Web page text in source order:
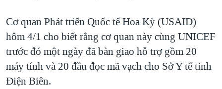
NGƯ DÂN VIỆT VÀ LÀN SÓNG TRỘM HẢI SÂM
BÊN KIA QUỐC LỘ: TIẾNG VỌNG TỪ NÔNG THÔN MỸ
QUAN HỆ VIỆT MỸ
Cơ quan Phát triển Quốc tế Hoa Kỳ (USAID)
hôm 4/1 cho biết rằng cơ quan này cùng UNICEF
trước đó một ngày đã bàn giao hỗ trợ gồm 20
máy tính và 20 đầu đọc mã vạch cho Sở Y tế tỉnh
Điện Biên.